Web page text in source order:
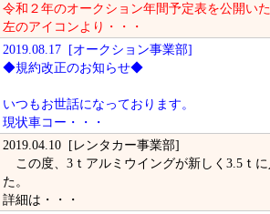
令和２年のオークション年間予定表を公開いた
左のアイコンより・・・
2019.08.17 [オークション事業部]
◆規約改正のお知らせ◆
いつもお世話になっております。
現状車コー・・・
2019.04.10 [レンタカー事業部]
この度、3ｔアルミウイングが新しく3.5ｔ
た。
詳細は・・・